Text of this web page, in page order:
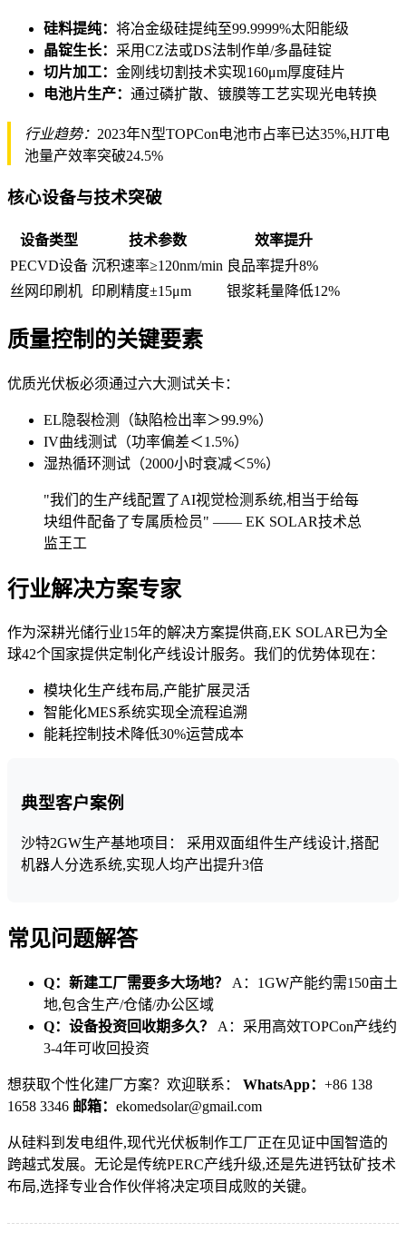
硅料提纯： 将冶金级硅提纯至99.9999%太阳能级
晶锭生长： 采用CZ法或DS法制作单/多晶硅锭
切片加工： 金刚线切割技术实现160μm厚度硅片
电池片生产： 通过磷扩散、镀膜等工艺实现光电转换
行业趋势： 2023年N型TOPCon电池市占率已达35%,HJT电
池量产效率突破24.5%
核心设备与技术突破
设备类型 技术参数
效率提升
PECVD设备 沉积速率≥120nm/min 良品率提升8%
丝网印刷机
印刷精度±15μm 银浆耗量降低12%
质量控制的关键要素
优质光伏板必须通过六大测试关卡：
EL隐裂检测（缺陷检出率＞99.9%）
IV曲线测试（功率偏差＜1.5%）
湿热循环测试（2000小时衰减＜5%）
"我们的生产线配置了AI视觉检测系统,相当于给每
块组件配备了专属质检员" —— EK SOLAR技术总
监王工
行业解决方案专家
作为深耕光储行业15年的解决方案提供商,EK SOLAR已为全
球42个国家提供定制化产线设计服务。我们的优势体现在：
模块化生产线布局,产能扩展灵活
智能化MES系统实现全流程追溯
能耗控制技术降低30%运营成本
典型客户案例
沙特2GW生产基地项目： 采用双面组件生产线设计,搭配
机器人分选系统,实现人均产出提升3倍
常见问题解答
Q：新建工厂需要多大场地？
A：1GW产能约需150亩土
地,包含生产/仓储/办公区域
Q：设备投资回收期多久？
A：采用高效TOPCon产线约
3-4年可收回投资
想获取个性化建厂方案？欢迎联系： WhatsApp： +86 138
1658 3346 邮箱： ekomedsolar@gmail.com
从硅料到发电组件,现代光伏板制作工厂正在见证中国智造的
跨越式发展。无论是传统PERC产线升级,还是先进钙钛矿技术
布局,选择专业合作伙伴将决定项目成败的关键。